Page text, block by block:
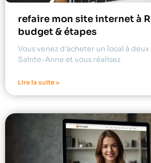
refaire mon site internet à
budget & étapes
Vous venez d’acheter un local à
Sainte-Anne et vous réalisez
Lire la suite »